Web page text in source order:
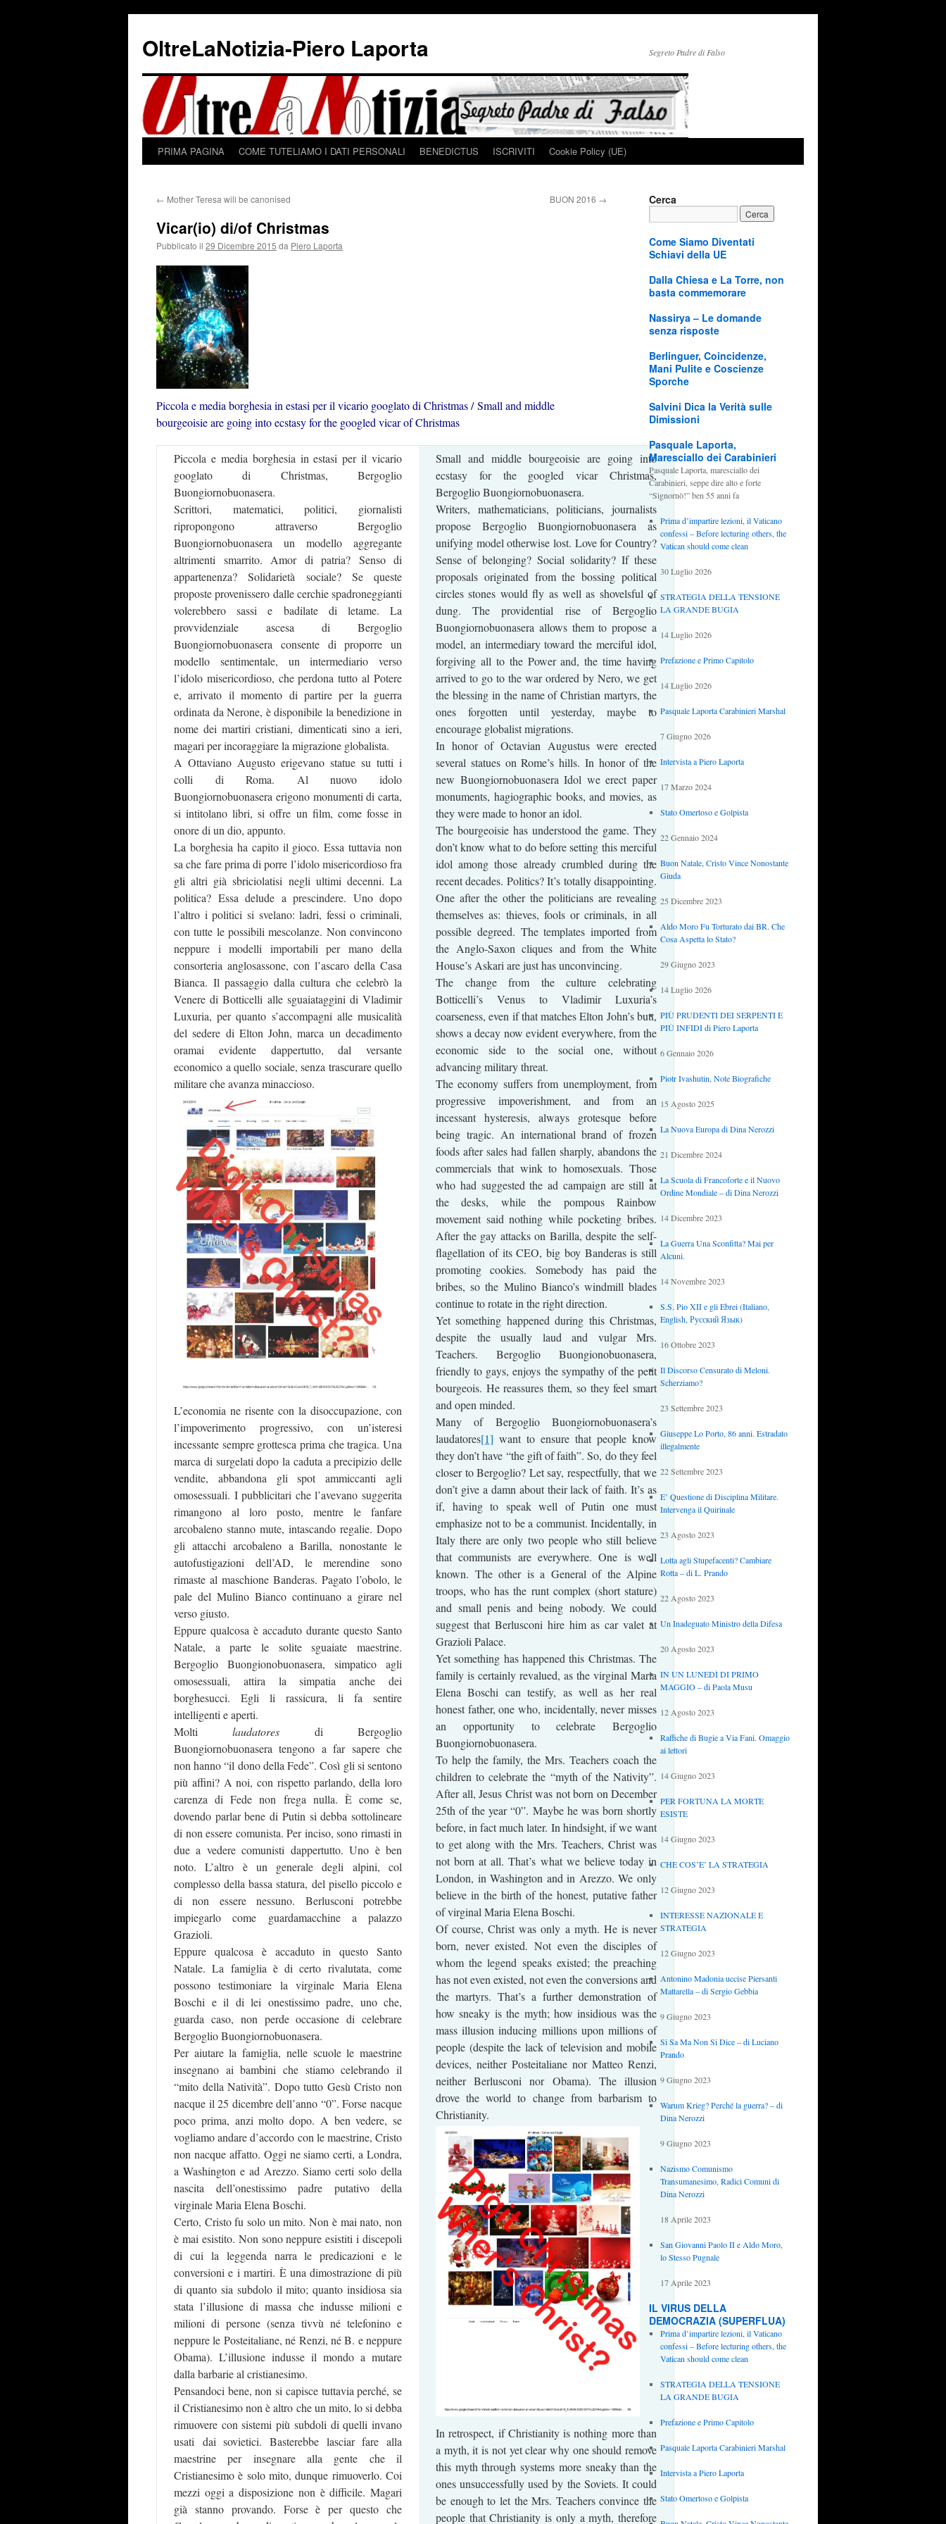
contenuto
OltreLaNotizia-Piero Laporta Segreto Padre di Falso
PRIMA PAGINA COME TUTELIAMO I DATI PERSONALI BENEDICTUS ISCRIVITI Cookie Policy (UE)
← Mother Teresa will be canonised BUON 2016 →
Vicar(io) di/of Christmas
Pubblicato il 29 Dicembre 2015 da Piero Laporta
Piccola e media borghesia in estasi per il vicario googlato di Christmas / Small and middle
bourgeoisie are going into ecstasy for the googled vicar of Christmas
Piccola e media borghesia in estasi per il vicario
googlato di Christmas, Bergoglio
Buongiornobuonasera.
Scrittori, matematici, politici, giornalisti
ripropongono attraverso Bergoglio
Buongiornobuonasera un modello aggregante
altrimenti smarrito. Amor di patria? Senso di
appartenenza? Solidarietà sociale? Se queste
proposte provenissero dalle cerchie spadroneggianti
volerebbero sassi e badilate di letame. La
provvidenziale ascesa di Bergoglio
Buongiornobuonasera consente di proporre un
modello sentimentale, un intermediario verso
l’idolo misericordioso, che perdona tutto al Potere
e, arrivato il momento di partire per la guerra
ordinata da Nerone, è disponibile la benedizione in
nome dei martiri cristiani, dimenticati sino a ieri,
magari per incoraggiare la migrazione globalista.
A Ottaviano Augusto erigevano statue su tutti i
colli di Roma. Al nuovo idolo
Buongiornobuonasera erigono monumenti di carta,
si intitolano libri, si offre un film, come fosse in
onore di un dio, appunto.
La borghesia ha capito il gioco. Essa tuttavia non
sa che fare prima di porre l’idolo misericordioso fra
gli altri già sbriciolatisi negli ultimi decenni. La
politica? Essa delude a prescindere. Uno dopo
l’altro i politici si svelano: ladri, fessi o criminali,
con tutte le possibili mescolanze. Non convincono
neppure i modelli importabili per mano della
consorteria anglosassone, con l’ascaro della Casa
Bianca. Il passaggio dalla cultura che celebrò la
Venere di Botticelli alle sguaiataggini di Vladimir
Luxuria, per quanto s’accompagni alle musicalità
del sedere di Elton John, marca un decadimento
oramai evidente dappertutto, dal versante
economico a quello sociale, senza trascurare quello
militare che avanza minaccioso.
L’economia ne risente con la disoccupazione, con
l’impoverimento progressivo, con un’isteresi
incessante sempre grottesca prima che tragica. Una
marca di surgelati dopo la caduta a precipizio delle
vendite, abbandona gli spot ammiccanti agli
omosessuali. I pubblicitari che l’avevano suggerita
rimangono al loro posto, mentre le fanfare
arcobaleno stanno mute, intascando regalie. Dopo
gli attacchi arcobaleno a Barilla, nonostante le
autofustigazioni dell’AD, le merendine sono
rimaste al maschione Banderas. Pagato l’obolo, le
pale del Mulino Bianco continuano a girare nel
verso giusto.
Eppure qualcosa è accaduto durante questo Santo
Natale, a parte le solite sguaiate maestrine.
Bergoglio Buongionobuonasera, simpatico agli
omosessuali, attira la simpatia anche dei
borghesucci. Egli li rassicura, li fa sentire
intelligenti e aperti.
Moltilaudatores di Bergoglio
Buongiornobuonasera tengono a far sapere che
non hanno “il dono della Fede”. Così gli si sentono
più affini? A noi, con rispetto parlando, della loro
carenza di Fede non frega nulla. È come se,
dovendo parlar bene di Putin si debba sottolineare
di non essere comunista. Per inciso, sono rimasti in
due a vedere comunisti dappertutto. Uno è ben
noto. L’altro è un generale degli alpini, col
complesso della bassa statura, del pisello piccolo e
di non essere nessuno. Berlusconi potrebbe
impiegarlo come guardamacchine a palazzo
Grazioli.
Eppure qualcosa è accaduto in questo Santo
Natale. La famiglia è di certo rivalutata, come
possono testimoniare la virginale Maria Elena
Boschi e il di lei onestissimo padre, uno che,
guarda caso, non perde occasione di celebrare
Bergoglio Buongiornobuonasera.
Per aiutare la famiglia, nelle scuole le maestrine
insegnano ai bambini che stiamo celebrando il
“mito della Natività”. Dopo tutto Gesù Cristo non
nacque il 25 dicembre dell’anno “0”. Forse nacque
poco prima, anzi molto dopo. A ben vedere, se
vogliamo andare d’accordo con le maestrine, Cristo
non nacque affatto. Oggi ne siamo certi, a Londra,
a Washington e ad Arezzo. Siamo certi solo della
nascita dell’onestissimo padre putativo della
virginale Maria Elena Boschi.
Certo, Cristo fu solo un mito. Non è mai nato, non
è mai esistito. Non sono neppure esistiti i discepoli
di cui la leggenda narra le predicazioni e le
conversioni e i martiri. È una dimostrazione di più
di quanto sia subdolo il mito; quanto insidiosa sia
stata l’illusione di massa che indusse milioni e
milioni di persone (senza tivvù né telefonino e
neppure le Posteitaliane, né Renzi, né B. e neppure
Obama). L’illusione indusse il mondo a mutare
dalla barbarie al cristianesimo.
Pensandoci bene, non si capisce tuttavia perché, se
il Cristianesimo non è altro che un mito, lo si debba
rimuovere con sistemi più subdoli di quelli invano
usati dai sovietici. Basterebbe lasciar fare alla
maestrine per insegnare alla gente che il
Cristianesimo è solo mito, dunque rimuoverlo. Coi
mezzi oggi a disposizione non è difficile. Magari
già stanno provando. Forse è per questo che
Small and middle bourgeoisie are going into
ecstasy for the googled vicar Christmas,
Bergoglio Buongiornobuonasera.
Writers, mathematicians, politicians, journalists
propose Bergoglio Buongiornobuonasera as
unifying model otherwise lost. Love for Country?
Sense of belonging? Social solidarity? If these
proposals originated from the bossing political
circles stones would fly as well as shovelsful of
dung. The providential rise of Bergoglio
Buongiornobuonasera allows them to propose a
model, an intermediary toward the merciful idol,
forgiving all to the Power and, the time having
arrived to go to the war ordered by Nero, we get
the blessing in the name of Christian martyrs, the
ones forgotten until yesterday, maybe to
encourage globalist migrations.
In honor of Octavian Augustus were erected
several statues on Rome’s hills. In honor of the
new Buongiornobuonasera Idol we erect paper
monuments, hagiographic books, and movies, as
they were made to honor an idol.
The bourgeoisie has understood the game. They
don’t know what to do before setting this merciful
idol among those already crumbled during the
recent decades. Politics? It’s totally disappointing.
One after the other the politicians are revealing
themselves as: thieves, fools or criminals, in all
possible degreed. The templates imported from
the Anglo-Saxon cliques and from the White
House’s Askari are just has unconvincing.
The change from the culture celebrating
Botticelli’s Venus to Vladimir Luxuria’s
coarseness, even if that matches Elton John’s butt,
shows a decay now evident everywhere, from the
economic side to the social one, without
advancing military threat.
The economy suffers from unemployment, from
progressive impoverishment, and from an
incessant hysteresis, always grotesque before
being tragic. An international brand of frozen
foods after sales had fallen sharply, abandons the
commercials that wink to homosexuals. Those
who had suggested the ad campaign are still at
the desks, while the pompous Rainbow
movement said nothing while pocketing bribes.
After the gay attacks on Barilla, despite the self-
flagellation of its CEO, big boy Banderas is still
promoting cookies. Somebody has paid the
bribes, so the Mulino Bianco’s windmill blades
continue to rotate in the right direction.
Yet something happened during this Christmas,
despite the usually laud and vulgar Mrs.
Teachers. Bergoglio Buongionobuonasera,
friendly to gays, enjoys the sympathy of the petit
bourgeois. He reassures them, so they feel smart
and open minded.
Many of Bergoglio Buongiornobuonasera’s
laudatores[1] want to ensure that people know
they don’t have “the gift of faith”. So, do they feel
closer to Bergoglio? Let say, respectfully, that we
don’t give a damn about their lack of faith. It’s as
if, having to speak well of Putin one must
emphasize not to be a communist. Incidentally, in
Italy there are only two people who still believe
that communists are everywhere. One is well
known. The other is a General of the Alpine
troops, who has the runt complex (short stature)
and small penis and being nobody. We could
suggest that Berlusconi hire him as car valet at
Grazioli Palace.
Yet something has happened this Christmas. The
family is certainly revalued, as the virginal Maria
Elena Boschi can testify, as well as her real
honest father, one who, incidentally, never misses
an opportunity to celebrate Bergoglio
Buongiornobuonasera.
To help the family, the Mrs. Teachers coach the
children to celebrate the “myth of the Nativity”.
After all, Jesus Christ was not born on December
25th of the year “0”. Maybe he was born shortly
before, in fact much later. In hindsight, if we want
to get along with the Mrs. Teachers, Christ was
not born at all. That’s what we believe today in
London, in Washington and in Arezzo. We only
believe in the birth of the honest, putative father
of virginal Maria Elena Boschi.
Of course, Christ was only a myth. He is never
born, never existed. Not even the disciples of
whom the legend speaks existed; the preaching
has not even existed, not even the conversions and
the martyrs. That’s a further demonstration of
how sneaky is the myth; how insidious was the
mass illusion inducing millions upon millions of
people (despite the lack of television and mobile
devices, neither Posteitaliane nor Matteo Renzi,
neither Berlusconi nor Obama). The illusion
drove the world to change from barbarism to
Christianity.
In retrospect, if Christianity is nothing more than
a myth, it is not yet clear why one should remove
this myth through systems more sneaky than the
ones unsuccessfully used by the Soviets. It could
be enough to let the Mrs. Teachers convince the
people that Christianity is only a myth, therefore
Cerca
Come Siamo Diventati
Schiavi della UE
Dalla Chiesa e La Torre, non
basta commemorare
Nassirya – Le domande
senza risposte
Berlinguer, Coincidenze,
Mani Pulite e Coscienze
Sporche
Salvini Dica la Verità sulle
Dimissioni
Pasquale Laporta,
Maresciallo dei Carabinieri
Pasquale Laporta, maresciallo dei
Carabinieri, seppe dire alto e forte
“Signornò!” ben 55 anni fa
Prima d’impartire lezioni, il Vaticano
confessi – Before lecturing others, the
Vatican should come clean
30 Luglio 2026
STRATEGIA DELLA TENSIONE
LA GRANDE BUGIA
14 Luglio 2026
Prefazione e Primo Capitolo
14 Luglio 2026
Pasquale Laporta Carabinieri Marshal
7 Giugno 2026
Intervista a Piero Laporta
17 Marzo 2024
Stato Omertoso e Golpista
22 Gennaio 2024
Buon Natale, Cristo Vince Nonostante
Giuda
25 Dicembre 2023
Aldo Moro Fu Torturato dai BR. Che
Cosa Aspetta lo Stato?
29 Giugno 2023
14 Luglio 2026
PIÙ PRUDENTI DEI SERPENTI E
PIÙ INFIDI di Piero Laporta
6 Gennaio 2026
Piotr Ivashutin, Note Biografiche
15 Agosto 2025
La Nuova Europa di Dina Nerozzi
21 Dicembre 2024
La Scuola di Francoforte e il Nuovo
Ordine Mondiale – di Dina Nerozzi
14 Dicembre 2023
La Guerra Una Sconfitta? Mai per
Alcuni.
14 Novembre 2023
S.S. Pio XII e gli Ebrei (Italiano,
English, Русский Язык)
16 Ottobre 2023
Il Discorso Censurato di Meloni.
Scherziamo?
23 Settembre 2023
Giuseppe Lo Porto, 86 anni. Estradato
illegalmente
22 Settembre 2023
E’ Questione di Disciplina Militare.
Intervenga il Quirinale
23 Agosto 2023
Lotta agli Stupefacenti? Cambiare
Rotta – di L. Prando
22 Agosto 2023
Un Inadeguato Ministro della Difesa
20 Agosto 2023
IN UN LUNEDÌ DI PRIMO
MAGGIO – di Paola Musu
12 Agosto 2023
Raffiche di Bugie a Via Fani. Omaggio
ai lettori
14 Giugno 2023
PER FORTUNA LA MORTE
ESISTE
14 Giugno 2023
CHE COS’E’ LA STRATEGIA
12 Giugno 2023
INTERESSE NAZIONALE E
STRATEGIA
12 Giugno 2023
Antonino Madonia uccise Piersanti
Mattarella – di Sergio Gebbia
9 Giugno 2023
Si Sa Ma Non Si Dice – di Luciano
Prando
9 Giugno 2023
Warum Krieg? Perché la guerra? – di
Dina Nerozzi
9 Giugno 2023
Nazismo Comunismo
Transumanesimo, Radici Comuni di
Dina Nerozzi
18 Aprile 2023
San Giovanni Paolo II e Aldo Moro,
lo Stesso Pugnale
17 Aprile 2023
IL VIRUS DELLA
DEMOCRAZIA (SUPERFLUA)
Prima d’impartire lezioni, il Vaticano
confessi – Before lecturing others, the
Vatican should come clean
STRATEGIA DELLA TENSIONE
LA GRANDE BUGIA
Prefazione e Primo Capitolo
Pasquale Laporta Carabinieri Marshal
Intervista a Piero Laporta
Stato Omertoso e Golpista